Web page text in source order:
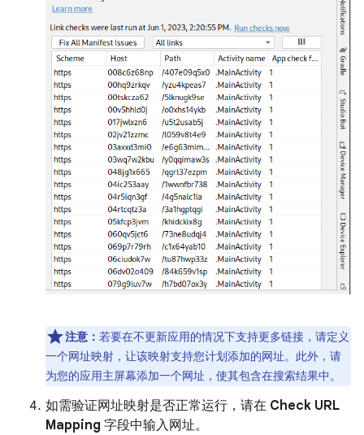
注意： 若要在不更新应用的情况下支持更多链接，请定义
一个网址映射，让该映射支持您计划添加的网址。此外，请
为您的应用主屏幕添加一个网址，使其包含在搜索结果中。
如需验证网址映射是否正常运行，请在 Check URL
Mapping 字段中输入网址。